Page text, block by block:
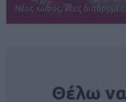
Αγώνες για όλους
Θέλω